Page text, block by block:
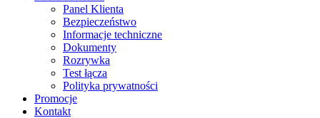
Panel Klienta
Bezpieczeństwo
Informacje techniczne
Dokumenty
Rozrywka
Test łącza
Polityka prywatności
Promocje
Kontakt